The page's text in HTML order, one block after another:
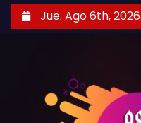
Jue. Ago 6th, 2026